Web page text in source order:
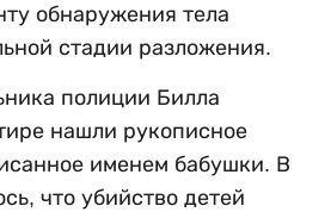
обнаружения тела
стадии разложения.
полиции Билла
нашли рукописное
именем бабушки. В
что убийство детей